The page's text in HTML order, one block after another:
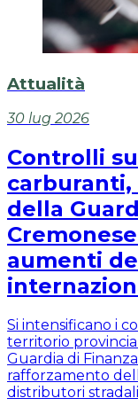
Attualità
30 lug 2026
Controlli
carburanti,
della
aumenti
Si intensificano i
territorio
Guardia di
rafforzamento
distributori